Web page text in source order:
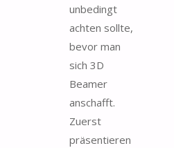
unbedingt
achten sollte,
bevor man
sich 3D
Beamer
anschafft.
Zuerst
präsentieren